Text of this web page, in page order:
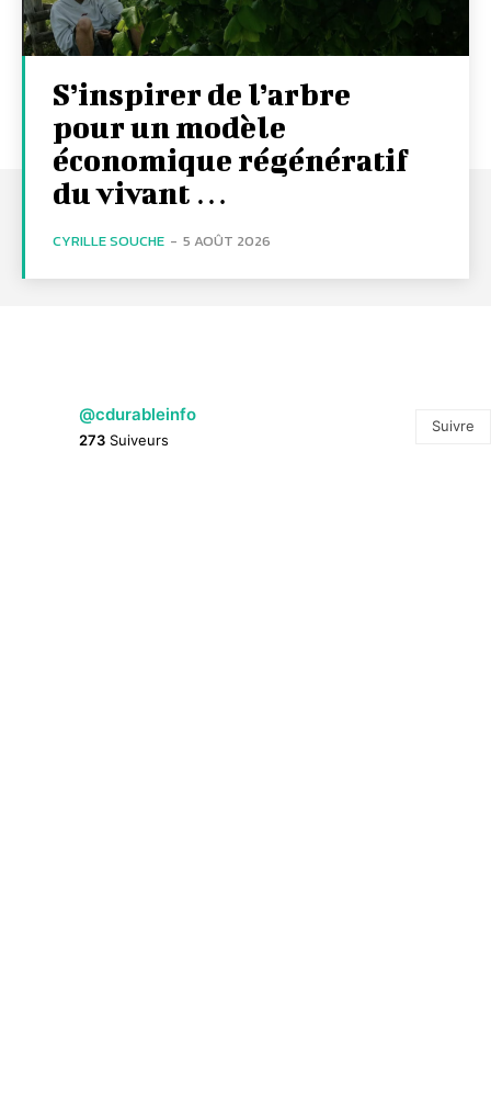
S’inspirer de l’arbre
pour un modèle
économique régénératif
du vivant …
CYRILLE SOUCHE - 5 AOÛT 2026
@cdurableinfo
273 Suiveurs
Suivre